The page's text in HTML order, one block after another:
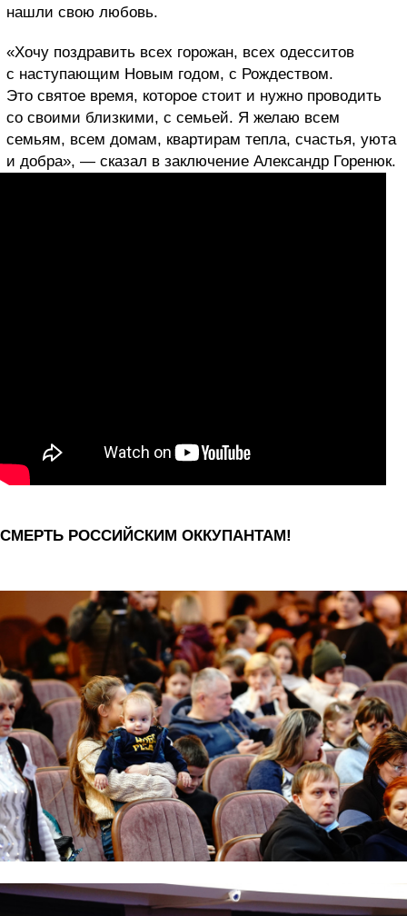
нашли свою любовь.
«Хочу поздравить всех горожан, всех одесситов
с наступающим Новым годом, с Рождеством.
Это святое время, которое стоит и нужно проводить
со своими близкими, с семьей. Я желаю всем
семьям, всем домам, квартирам тепла, счастья, уюта
и добра», — сказал в заключение Александр Горенюк.
СМЕРТЬ РОССИЙСКИМ ОККУПАНТАМ!